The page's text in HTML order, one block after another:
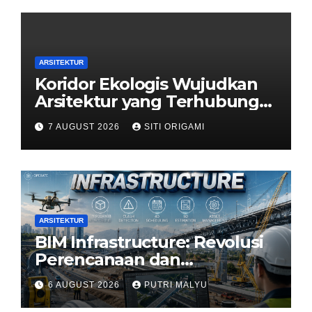
ARSITEKTUR
Koridor Ekologis Wujudkan
Arsitektur yang Terhubung
dengan Alam
7 AUGUST 2026 SITI ORIGAMI
ARSITEKTUR
BIM Infrastructure: Revolusi
Perencanaan dan
Pengelolaan Infrastruktur
6 AUGUST 2026 PUTRI MALYU